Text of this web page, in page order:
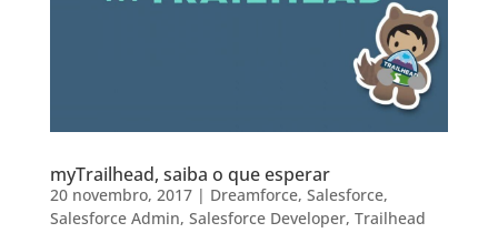
myTrailhead, saiba o que esperar
20 novembro, 2017| Dreamforce, Salesforce,
Salesforce Admin, Salesforce Developer, Trailhead